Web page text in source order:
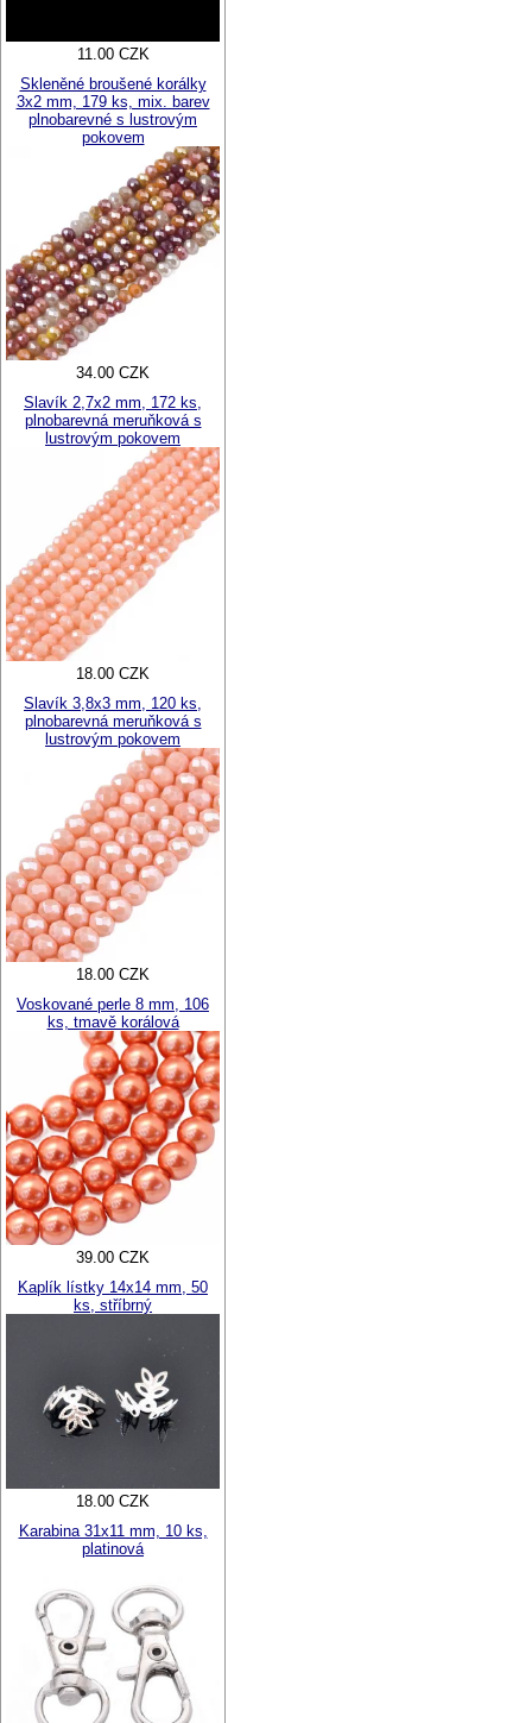
11.00 CZK
Skleněné broušené korálky
3x2 mm, 179 ks, mix. barev
plnobarevné s lustrovým
pokovem
34.00 CZK
Slavík 2,7x2 mm, 172 ks,
plnobarevná meruňková s
lustrovým pokovem
18.00 CZK
Slavík 3,8x3 mm, 120 ks,
plnobarevná meruňková s
lustrovým pokovem
18.00 CZK
Voskované perle 8 mm, 106
ks, tmavě korálová
39.00 CZK
Kaplík lístky 14x14 mm, 50
ks, stříbrný
18.00 CZK
Karabina 31x11 mm, 10 ks,
platinová